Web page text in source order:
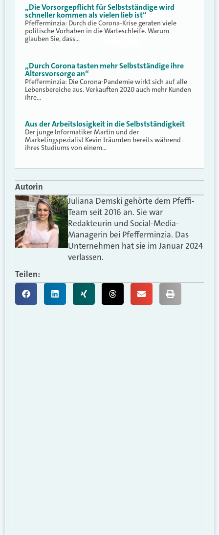
„Die Vorsorgepflicht für Selbstständige wird
schneller kommen als vielen lieb ist“
Pfefferminzia: Durch die Corona-Krise geraten viele
politische Vorhaben in die Warteschleife. Warum
glauben Sie, dass…
„Durch Corona tasten mehr Selbstständige ihre
Altersvorsorge an“
Pfefferminzia: Die Corona-Pandemie wirkt sich auf alle
Lebensbereiche aus. Verkauften 2020 auch mehr Kunden
ihre…
Aus der Arbeitslosigkeit in die Selbstständigkeit
Der junge Informatiker Martin und der
Marketingspezialist Kevin träumten bereits während
ihres Studiums von einem…
Autorin
Juliana Demski gehörte dem Pfeffi-
Team seit 2016 an. Sie war
Redakteurin und Social-Media-
Managerin bei Pfefferminzia. Das
Unternehmen hat sie im Januar 2024
verlassen.
Teilen: